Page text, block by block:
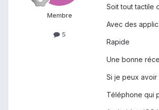
Membre
5
Soit tout tactile
Avec des
Rapide
Une bonne
Si je peux
Téléphone qui